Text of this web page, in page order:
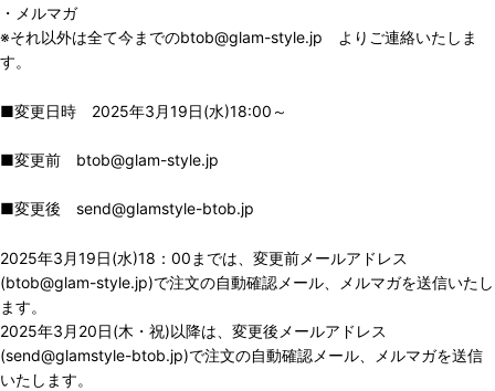
・メルマガ
※それ以外は全て今までのbtob@glam-style.jp よりご連絡いたしま
す。
■変更日時 2025年3月19日(水)18:00～
■変更前 btob@glam-style.jp
■変更後 send@glamstyle-btob.jp
2025年3月19日(水)18：00までは、変更前メールアドレス
(btob@glam-style.jp)で注文の自動確認メール、メルマガを送信いたし
ます。
2025年3月20日(木・祝)以降は、変更後メールアドレス
(send@glamstyle-btob.jp)で注文の自動確認メール、メルマガを送信
いたします。